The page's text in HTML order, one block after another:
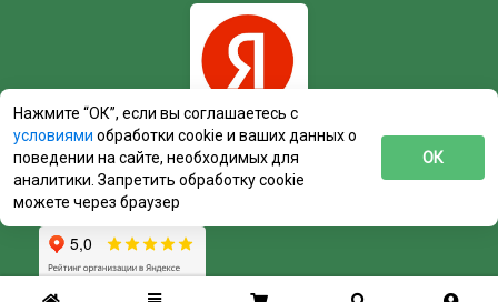
Нажмите “ОК”, если вы соглашаетесь с
условиями обработки cookie и ваших данных о
поведении на сайте, необходимых для
аналитики. Запретить обработку cookie
можете через браузер
ОК